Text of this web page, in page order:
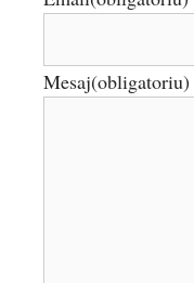
Mesaj(obligatoriu)